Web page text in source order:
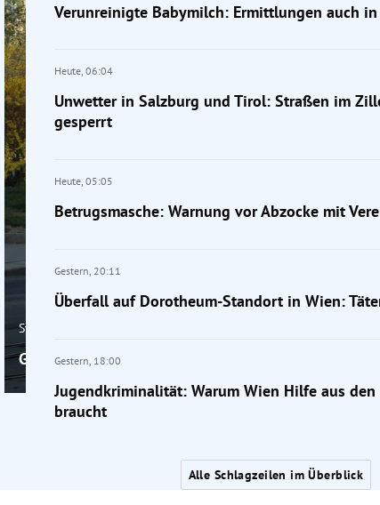
Steiermark
Graz-Jakomini: Alko-Unfall endet mit Überschlag
Verunreinigte Babymilch: Ermittlungen auch
Heute, 06:04
Unwetter in Salzburg und Tirol: Straßen im
gesperrt
Heute, 05:05
Betrugsmasche: Warnung vor Abzocke mit
Gestern, 20:11
Überfall auf Dorotheum-Standort in Wien:
Gestern, 18:00
Jugendkriminalität: Warum Wien Hilfe aus
braucht
Alle Schlagzeilen im Überblick